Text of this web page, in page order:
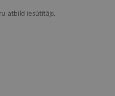
atbild iesūtītājs.